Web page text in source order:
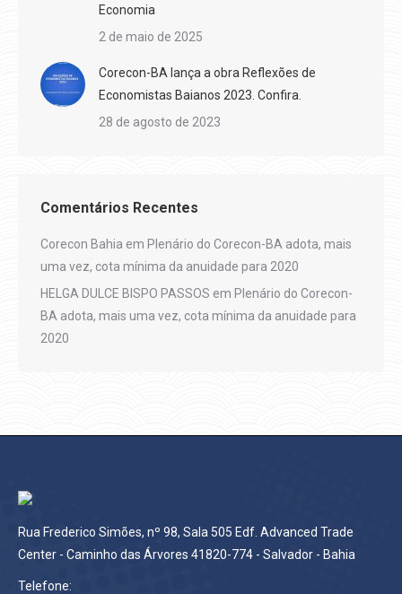
Economia
2 de maio de 2025
Corecon-BA lança a obra Reflexões de
Economistas Baianos 2023. Confira.
28 de agosto de 2023
Comentários Recentes
Corecon Bahia em Plenário do Corecon-BA adota, mais
uma vez, cota mínima da anuidade para 2020
HELGA DULCE BISPO PASSOS em Plenário do Corecon-
BA adota, mais uma vez, cota mínima da anuidade para
2020
Rua Frederico Simões, nº 98, Sala 505 Edf. Advanced Trade
Center - Caminho das Árvores 41820-774 - Salvador - Bahia
Telefone: